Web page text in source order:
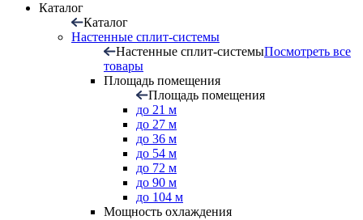
Каталог
Каталог
Настенные сплит-системы
Настенные сплит-системыПосмотреть все
товары
Площадь помещения
Площадь помещения
до 21 м
до 27 м
до 36 м
до 54 м
до 72 м
до 90 м
до 104 м
Мощность охлаждения